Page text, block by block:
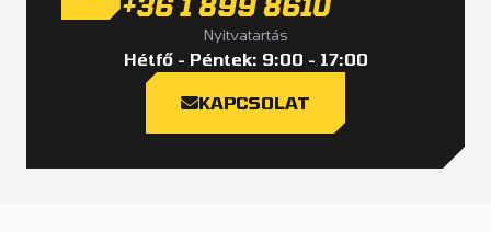
Nyitvatartás
Hétfő - Péntek: 9:00 - 17:00
KAPCSOLAT